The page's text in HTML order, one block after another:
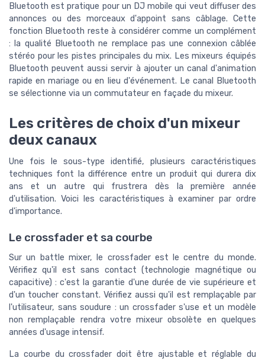
Bluetooth est pratique pour un DJ mobile qui veut diffuser des
annonces ou des morceaux d'appoint sans câblage. Cette
fonction Bluetooth reste à considérer comme un complément
: la qualité Bluetooth ne remplace pas une connexion câblée
stéréo pour les pistes principales du mix. Les mixeurs équipés
Bluetooth peuvent aussi servir à ajouter un canal d'animation
rapide en mariage ou en lieu d'événement. Le canal Bluetooth
se sélectionne via un commutateur en façade du mixeur.
Les critères de choix d'un mixeur
deux canaux
Une fois le sous-type identifié, plusieurs caractéristiques
techniques font la différence entre un produit qui durera dix
ans et un autre qui frustrera dès la première année
d'utilisation. Voici les caractéristiques à examiner par ordre
d'importance.
Le crossfader et sa courbe
Sur un battle mixer, le crossfader est le centre du monde.
Vérifiez qu'il est sans contact (technologie magnétique ou
capacitive) : c'est la garantie d'une durée de vie supérieure et
d'un toucher constant. Vérifiez aussi qu'il est remplaçable par
l'utilisateur, sans soudure : un crossfader s'use et un modèle
non remplaçable rendra votre mixeur obsolète en quelques
années d'usage intensif.
La courbe du crossfader doit être ajustable et réglable du